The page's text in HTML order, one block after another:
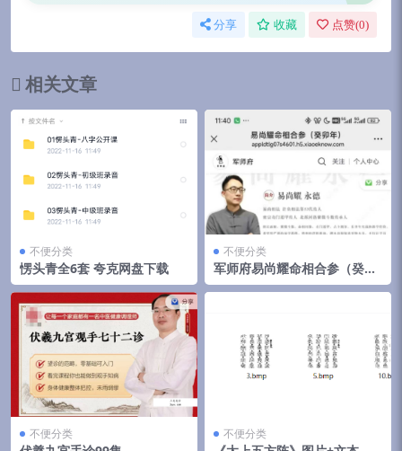
分享 收藏 点赞(0)
相关文章
不便分类
愣头青全6套 夸克网盘下载
不便分类
军师府易尚耀命相合参（癸卯
年）视频课21集
不便分类 不便分类